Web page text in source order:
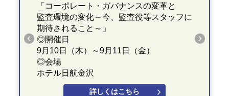
「コーポレート・ガバナンスの変革と
監査環境の変化～今、監査役等スタッフに
期待されること～」
◎開催日
9月10日（木）～9月11日（金）
◎会場
ホテル日航金沢
詳しくはこちら